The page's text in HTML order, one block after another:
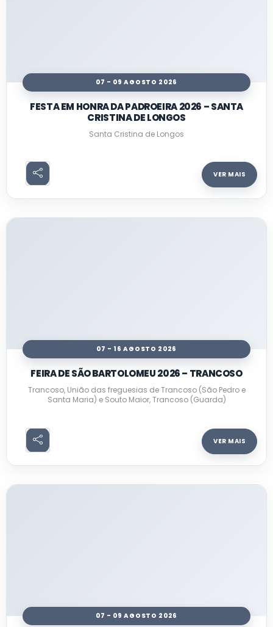
07 - 09 AGOSTO 2026
FESTA EM HONRA DA PADROEIRA 2026 – SANTA
CRISTINA DE LONGOS
Santa Cristina de Longos
VER MAIS
07 - 16 AGOSTO 2026
FEIRA DE SÃO BARTOLOMEU 2026 – TRANCOSO
Trancoso, União das freguesias de Trancoso (São Pedro e
Santa Maria) e Souto Maior, Trancoso (Guarda)
VER MAIS
07 - 09 AGOSTO 2026